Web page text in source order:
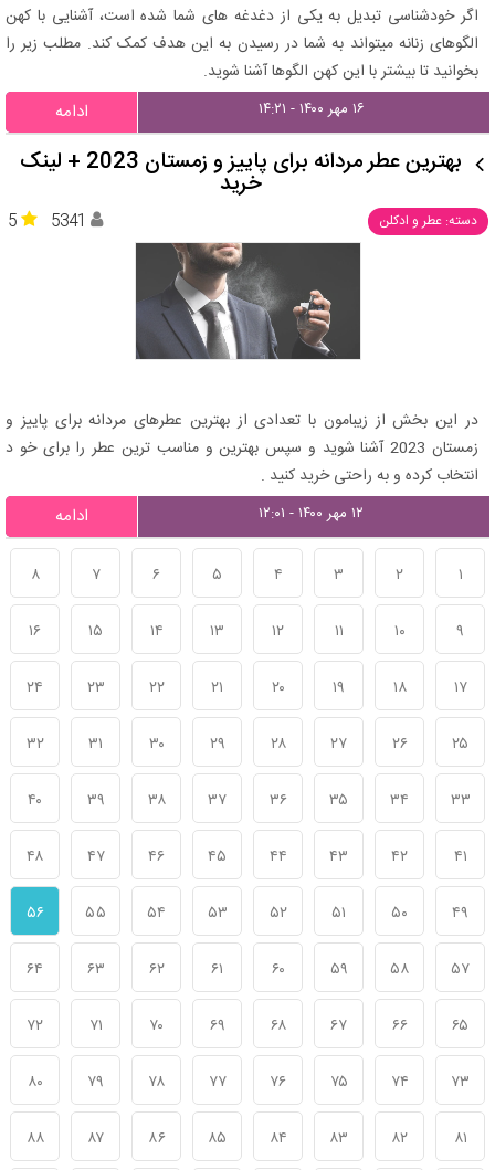
اگر خودشناسی تبدیل به یکی از دغدغه های شما شده است، آشنایی با کهن
الگوهای زنانه میتواند به شما در رسیدن به این هدف کمک کند. مطلب زیر را
بخوانید تا بیشتر با این کهن الگوها آشنا شوید.
۱۶ مهر ۱۴۰۰ - ۱۴:۲۱ ادامه
بهترین عطر مردانه برای پاییز و زمستان 2023 + لینک
خرید
دسته: عطر و ادکلن 5 5341
در این بخش از زیبامون با تعدادی از بهترین عطرهای مردانه برای پاییز و
زمستان 2023 آشنا شوید و سپس بهترین و مناسب ترین عطر را برای خو د
انتخاب کرده و به راحتی خرید کنید .
۱۲ مهر ۱۴۰۰ - ۱۲:۰۱ ادامه
۱ ۲ ۳ ۴ ۵ ۶ ۷ ۸
۹ ۱۰ ۱۱ ۱۲ ۱۳ ۱۴ ۱۵ ۱۶
۱۷ ۱۸ ۱۹ ۲۰ ۲۱ ۲۲ ۲۳ ۲۴
۲۵ ۲۶ ۲۷ ۲۸ ۲۹ ۳۰ ۳۱ ۳۲
۳۳ ۳۴ ۳۵ ۳۶ ۳۷ ۳۸ ۳۹ ۴۰
۴۱ ۴۲ ۴۳ ۴۴ ۴۵ ۴۶ ۴۷ ۴۸
۴۹ ۵۰ ۵۱ ۵۲ ۵۳ ۵۴ ۵۵ ۵۶
۵۷ ۵۸ ۵۹ ۶۰ ۶۱ ۶۲ ۶۳ ۶۴
۶۵ ۶۶ ۶۷ ۶۸ ۶۹ ۷۰ ۷۱ ۷۲
۷۳ ۷۴ ۷۵ ۷۶ ۷۷ ۷۸ ۷۹ ۸۰
۸۱ ۸۲ ۸۳ ۸۴ ۸۵ ۸۶ ۸۷ ۸۸